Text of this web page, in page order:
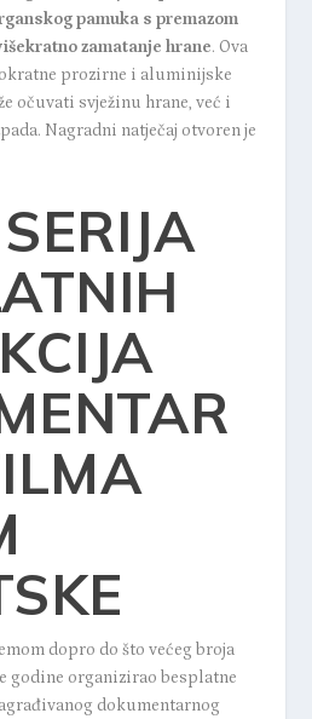
pamuka s premazom
zamatanje hrane. Ova
prozirne i aluminijske
očuvati svježinu hrane, već i
Nagradni natječaj otvoren je
dopro do što većeg broja
godine organizirao besplatne
dokumentarnog